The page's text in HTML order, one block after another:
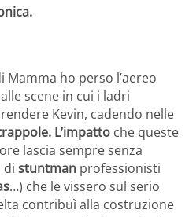
ho perso l’aereo
scene in cui i ladri
Kevin, cadendo nelle
L’impatto che queste
lascia sempre senza
di stuntman professionisti
…) che le vissero sul serio
contribuì alla costruzione